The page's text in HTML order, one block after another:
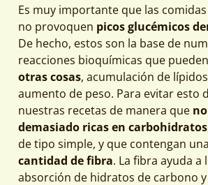
Es muy importante que las
no provoquen picos glucémicos
De hecho, estos son la base de
reacciones bioquímicas que
otras cosas, acumulación de
aumento de peso. Para evitar esto
nuestras recetas de manera que
demasiado ricas en carbohidratos
de tipo simple, y que contengan una
cantidad de fibra. La fibra ayuda a
absorción de hidratos de carbono y